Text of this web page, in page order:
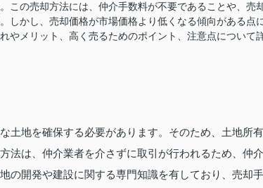
この売却方法には、仲介手数料が不要であることや、売
しかし、売却価格が市場価格より低くなる傾向がある点
やメリット、高く売るためのポイント、注意点について
土地を確保する必要があります。そのため、土地所有
法は、仲介業者を介さずに取引が行われるため、仲介
の開発や建設に関する専門知識を有しており、売却手